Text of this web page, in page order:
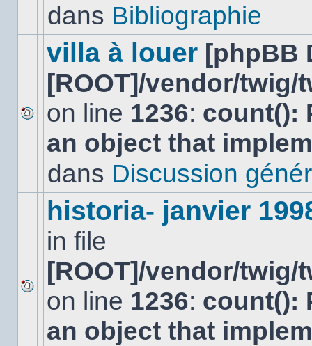
dansdans Bibliographie
Aucun
nouveau
message
sujet.
villa à louer [phpBB
[ROOT]/vendor/
on line 1236: count():
an object that
dans Discussion
Aucun
nouveau
message
non-
historia- janvier
in file
[ROOT]/vendor/
on line 1236: count():
an object that